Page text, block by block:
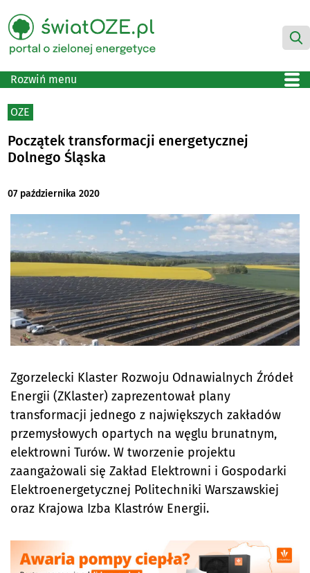
Rozwiń menu
OZE
Początek transformacji energetycznej
Dolnego Śląska
07 października 2020
Zgorzelecki Klaster Rozwoju Odnawialnych Źródeł
Energii (ZKlaster) zaprezentował plany
transformacji jednego z największych zakładów
przemysłowych opartych na węglu brunatnym,
elektrowni Turów. W tworzenie projektu
zaangażowali się Zakład Elektrowni i Gospodarki
Elektroenergetycznej Politechniki Warszawskiej
oraz Krajowa Izba Klastrów Energii.